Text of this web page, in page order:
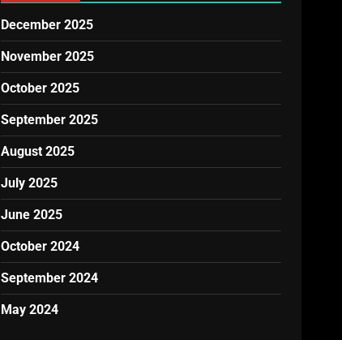
December 2025
November 2025
October 2025
September 2025
August 2025
July 2025
June 2025
October 2024
September 2024
May 2024